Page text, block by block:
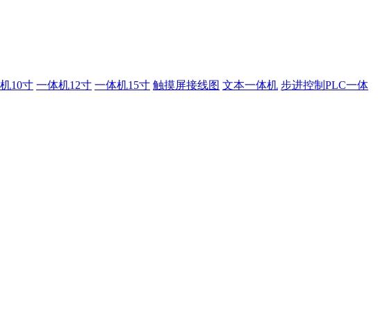
10寸 一体机12寸 一体机15寸 触摸屏接线图 文本一体机 步进控制PLC一体